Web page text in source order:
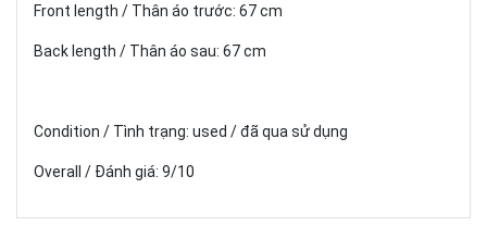
Front length / Thân áo trước: 67 cm
Back length / Thân áo sau: 67 cm
Condition / Tình trạng: used / đã qua sử dụng
Overall / Đánh giá: 9/10